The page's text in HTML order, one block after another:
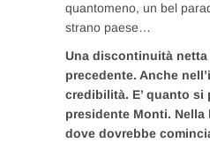
quantomeno, un bel
strano paese…
Una discontinuità
precedente. Anche
credibilità. E’ quanto si
presidente Monti. Nella
dove dovrebbe